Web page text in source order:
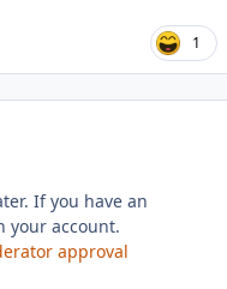
1
If you have an
your account.
approval